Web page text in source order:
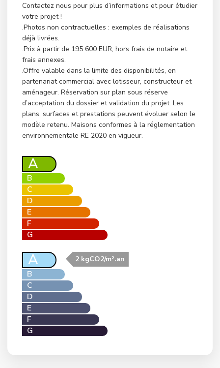
Contactez nous pour plus d’informations et pour étudier
votre projet !
.Photos non contractuelles : exemples de réalisations
déjà livrées.
.Prix à partir de 195 600 EUR, hors frais de notaire et
frais annexes.
.Offre valable dans la limite des disponibilités, en
partenariat commercial avec lotisseur, constructeur et
aménageur. Réservation sur plan sous réserve
d’acceptation du dossier et validation du projet. Les
plans, surfaces et prestations peuvent évoluer selon le
modèle retenu. Maisons conformes à la réglementation
environnementale RE 2020 en vigueur.
A
B
C
D
E
F
G
2 kgCO2/m².an
A
B
C
D
E
F
G